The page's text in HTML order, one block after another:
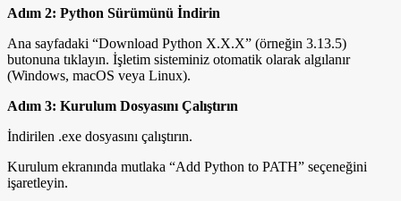
Adım 2: Python Sürümünü İndirin
Ana sayfadaki “Download Python X.X.X” (örneğin 3.13.5)
butonuna tıklayın. İşletim sisteminiz otomatik olarak algılanır
(Windows, macOS veya Linux).
Adım 3: Kurulum Dosyasını Çalıştırın
İndirilen .exe dosyasını çalıştırın.
Kurulum ekranında mutlaka “Add Python to PATH” seçeneğini
işaretleyin.